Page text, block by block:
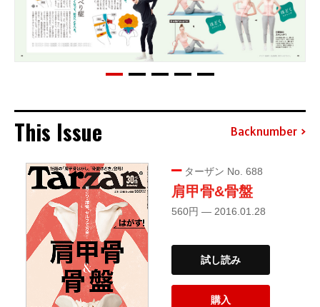
This Issue Backnumber
ターザン No. 688
肩甲骨&骨盤
560円 — 2016.01.28
試し読み
購入